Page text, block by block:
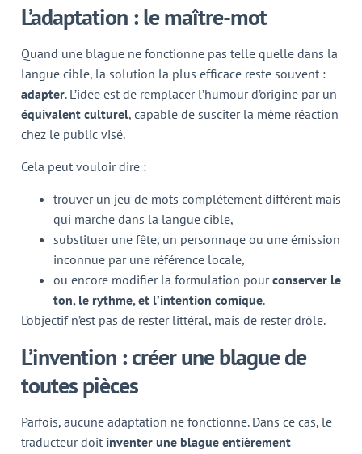
L’adaptation : le maître-mot
Quand une blague ne fonctionne pas telle quelle dans la
langue cible, la solution la plus efficace reste souvent :
adapter. L’idée est de remplacer l’humour d’origine par un
équivalent culturel, capable de susciter la même réaction
chez le public visé.
Cela peut vouloir dire :
trouver un jeu de mots complètement différent mais
qui marche dans la langue cible,
substituer une fête, un personnage ou une émission
inconnue par une référence locale,
ou encore modifier la formulation pourconserver le
ton, le rythme, et l’intention comique.
L’objectif n’est pas de rester littéral, mais de rester drôle.
L’invention : créer une blague de
toutes pièces
Parfois, aucune adaptation ne fonctionne. Dans ce cas, le
traducteur doit inventer une blague entièrement